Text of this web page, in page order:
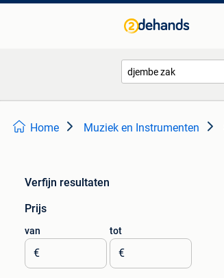
Home Muziek en Instrumenten
Verfijn resultaten
Prijs
van
€
tot
€